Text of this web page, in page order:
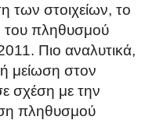
των στοιχείων, το
του πληθυσμού
Πιο αναλυτικά,
μείωση στον
σχέση με την
πληθυσμού